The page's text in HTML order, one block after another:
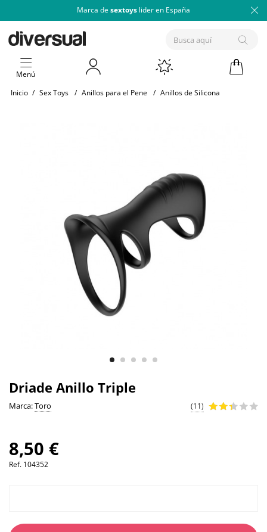
Marca de sextoys lider en España
Menú
Inicio / Sex Toys / Anillos para el Pene / Anillos de Silicona
Driade Anillo Triple
Marca:Toro (11)
8,50 €
Ref. 104352